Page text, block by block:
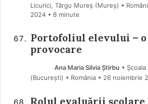
Licurici, Târgu Mureș (Mureş) •
2024 • 8 minute
Portofoliul elevului – o
provocare
Ana Maria Silvia Știrbu •
(Bucureşti) • România
26 noiembrie
Rolul evaluării școlare